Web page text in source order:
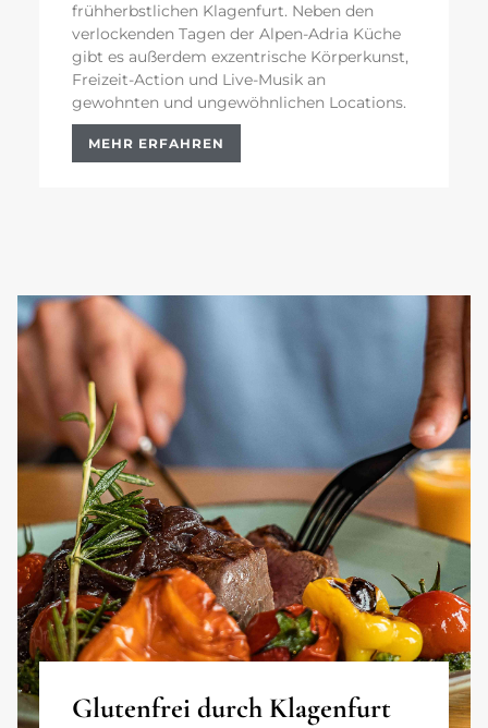
frühherbstlichen Klagenfurt. Neben den
verlockenden Tagen der Alpen-Adria Küche
gibt es außerdem exzentrische Körperkunst,
Freizeit-Action und Live-Musik an
gewohnten und ungewöhnlichen Locations.
MEHR ERFAHREN
Glutenfrei durch Klagenfurt